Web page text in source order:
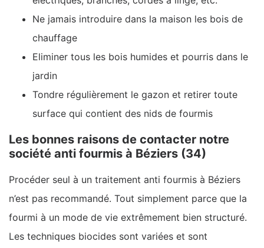
Ne jamais introduire dans la maison les bois de
chauffage
Eliminer tous les bois humides et pourris dans le
jardin
Tondre régulièrement le gazon et retirer toute
surface qui contient des nids de fourmis
Les bonnes raisons de contacter notre
société anti fourmis à Béziers (34)
Procéder seul à un traitement anti fourmis à Béziers
n’est pas recommandé. Tout simplement parce que la
fourmi à un mode de vie extrêmement bien structuré.
Les techniques biocides sont variées et sont